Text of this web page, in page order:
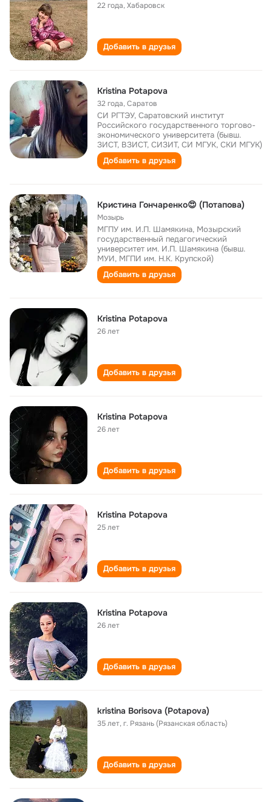
22 года,Хабаровск
Добавить в друзья
Kristina Potapova
32 года,Саратов
СИ РГТЭУ, Саратовский институт
Российского государственного торгово-
экономического университета (бывш.
ЗИСТ, ВЗИСТ, СИЗИТ, СИ МГУК, СКИ МГУК)
Добавить в друзья
Кристина Гончаренко😍 (Потапова)
Мозырь
МГПУ им. И.П. Шамякина, Мозырский
государственный педагогический
университет им. И.П. Шамякина (бывш.
МУИ, МГПИ им. Н.К. Крупской)
Добавить в друзья
Kristina Potapova
26 лет
Добавить в друзья
Kristina Potapova
26 лет
Добавить в друзья
Kristina Potapova
25 лет
Добавить в друзья
Kristina Potapova
26 лет
Добавить в друзья
kristina Borisova (Potapova)
35 лет,г. Рязань (Рязанская область)
Добавить в друзья